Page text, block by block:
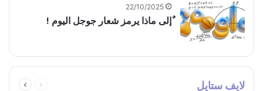
22/10/2025
ٌإلى ماذا يرمز شعار جوجل اليوم !
لايف ستايل
الصفحة